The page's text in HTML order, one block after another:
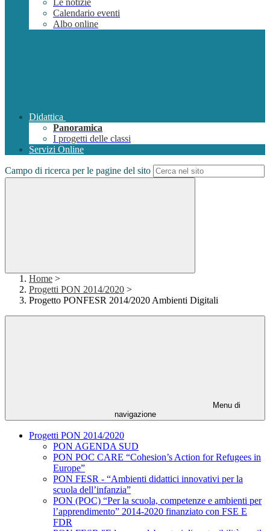
Le notizie
Calendario eventi
Albo online
Didattica
Panoramica
I progetti delle classi
Servizi Online
Campo di ricerca per le pagine del sito
Home >
Progetti PON 2014/2020 >
Progetto PONFESR 2014/2020 Ambienti Digitali
Menu di
navigazione
Progetti PON 2014/2020
PON AGENDA SUD
PON POC CARE “Cohesion’s Action for Refugees in
Europe”
PON FESR - “Ambienti didattici innovativi per la
scuola dell’infanzia”
PON (POC) “Per la scuola, competenze e ambienti per
l’apprendimento” 2014-2020 finanziato con FSE E
FDR